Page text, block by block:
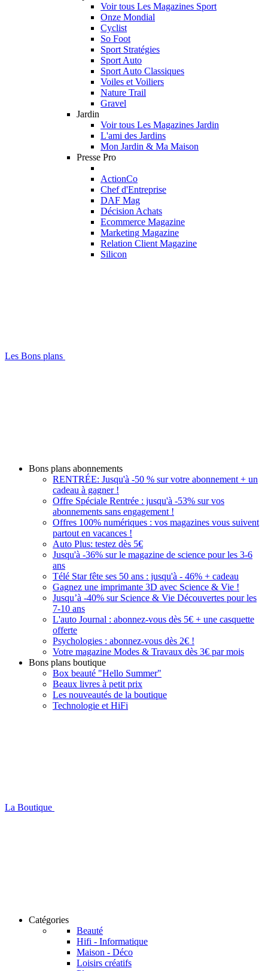
Voir tous Les Magazines Sport
Onze Mondial
Cyclist
So Foot
Sport Stratégies
Sport Auto
Sport Auto Classiques
Voiles et Voiliers
Nature Trail
Gravel
Jardin
Voir tous Les Magazines Jardin
L'ami des Jardins
Mon Jardin & Ma Maison
Presse Pro
ActionCo
Chef d'Entreprise
DAF Mag
Décision Achats
Ecommerce Magazine
Marketing Magazine
Relation Client Magazine
Silicon
Les Bons plans
Bons plans abonnements
RENTRÉE: Jusqu'à -50 % sur votre abonnement + un
cadeau à gagner !
Offre Spéciale Rentrée : jusqu'à -53% sur vos
abonnements sans engagement !
Offres 100% numériques : vos magazines vous suivent
partout en vacances !
Auto Plus: testez dès 5€
Jusqu'à -36% sur le magazine de science pour les 3-6
ans
Télé Star fête ses 50 ans : jusqu'à - 46% + cadeau
Gagnez une imprimante 3D avec Science & Vie !
Jusqu’à -40% sur Science & Vie Découvertes pour les
7-10 ans
L'auto Journal : abonnez-vous dès 5€ + une casquette
offerte
Psychologies : abonnez-vous dès 2€ !
Votre magazine Modes & Travaux dès 3€ par mois
Bons plans boutique
Box beauté "Hello Summer"
Beaux livres à petit prix
Les nouveautés de la boutique
Technologie et HiFi
La Boutique
Catégories
Beauté
Hifi - Informatique
Maison - Déco
Loisirs créatifs